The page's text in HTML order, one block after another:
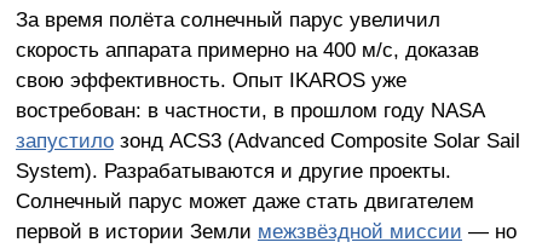
За время полёта солнечный парус увеличил
скорость аппарата примерно на 400 м/с, доказав
свою эффективность. Опыт IKAROS уже
востребован: в частности, в прошлом году NASA
запустилозонд ACS3 (Advanced Composite Solar Sail
System). Разрабатываются и другие проекты.
Солнечный парус может даже стать двигателем
первой в истории Земли межзвёздной миссии — но